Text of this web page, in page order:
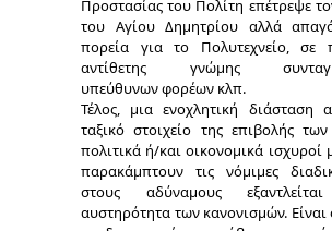
Προστασίας του Πολίτη επέτρεψε
του Αγίου Δημητρίου αλλά
πορεία για το Πολυτεχνείο, σε
αντίθετης γνώμης
υπεύθυνων φορέων κλπ.
Τέλος, μια ενοχλητική διάσταση
ταξικό στοιχείο της επιβολής
πολιτικά ή/και οικονομικά
παρακάμπτουν τις νόμιμες
στους αδύναμους
αυστηρότητα των κανονισμών. Είναι